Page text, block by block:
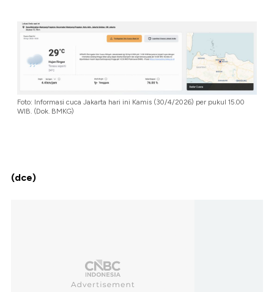
Foto: Informasi cuca Jakarta hari ini Kamis (30/4/2026) per pukul 15.00
WIB. (Dok. BMKG)
(dce)